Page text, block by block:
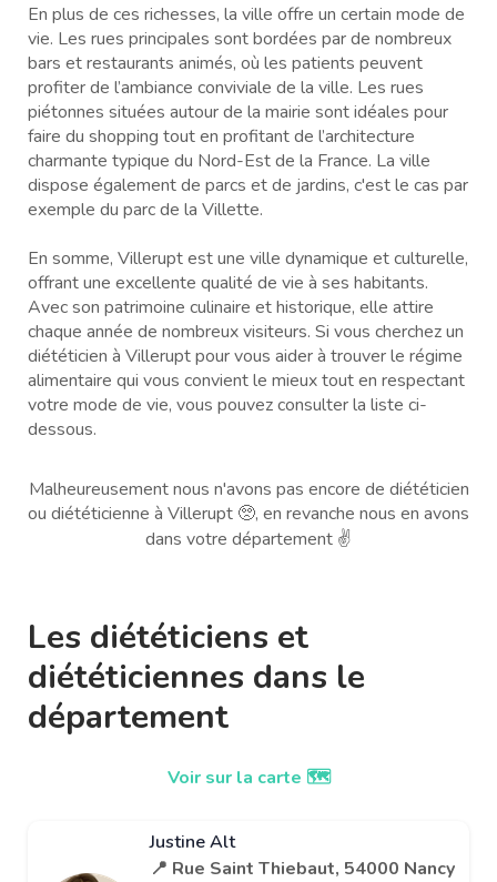
En plus de ces richesses, la ville offre un certain mode de
vie. Les rues principales sont bordées par de nombreux
bars et restaurants animés, où les patients peuvent
profiter de l’ambiance conviviale de la ville. Les rues
piétonnes situées autour de la mairie sont idéales pour
faire du shopping tout en profitant de l’architecture
charmante typique du Nord-Est de la France. La ville
dispose également de parcs et de jardins, c'est le cas par
exemple du parc de la Villette.
En somme, Villerupt est une ville dynamique et culturelle,
offrant une excellente qualité de vie à ses habitants.
Avec son patrimoine culinaire et historique, elle attire
chaque année de nombreux visiteurs. Si vous cherchez un
diététicien à Villerupt pour vous aider à trouver le régime
alimentaire qui vous convient le mieux tout en respectant
votre mode de vie, vous pouvez consulter la liste ci-
dessous.
Malheureusement nous n'avons pas encore de diététicien
ou diététicienne à Villerupt 🥺, en revanche nous en avons
dans votre département ✌️
Les diététiciens et
diététiciennes dans le
département
Voir sur la carte 🗺️
Justine Alt
📍 Rue Saint Thiebaut, 54000 Nancy